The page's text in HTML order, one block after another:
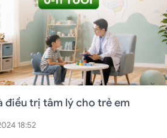
điều trị tâm lý cho trẻ em
18:52